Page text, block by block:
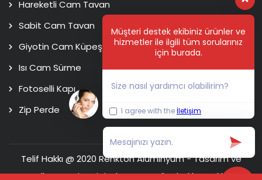
Hareketli Cam Tavan
Sabit Cam Tavan
Giyotin Cam Küpeşte
Isı Cam Sürme
Fotoselli Kapı
Zip Perde
Telif Hakkı @ 2020 Renkton Alüminyum - Tasarım ve
KodlamaUsim Digital AgencyTüm hakları saklıdır.
Müşteri destek ekibiniz ürünler ve
hizmetler ile ilgili tüm sorularınız
için burada.
Size nasıl yardımcı olabilirim?
I agree with the İletişim